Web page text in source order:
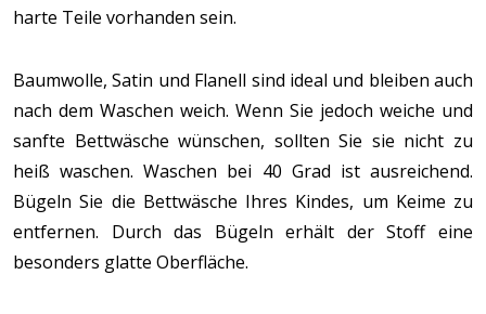
harte Teile vorhanden sein.
Baumwolle, Satin und Flanell sind ideal und bleiben auch
nach dem Waschen weich. Wenn Sie jedoch weiche und
sanfte Bettwäsche wünschen, sollten Sie sie nicht zu
heiß waschen. Waschen bei 40 Grad ist ausreichend.
Bügeln Sie die Bettwäsche Ihres Kindes, um Keime zu
entfernen. Durch das Bügeln erhält der Stoff eine
besonders glatte Oberfläche.